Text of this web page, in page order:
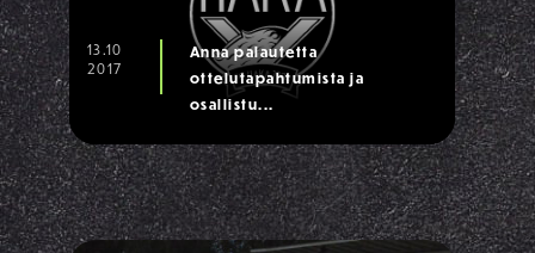
13.10
2017
Anna palautetta
ottelutapahtumista ja
osallistu...